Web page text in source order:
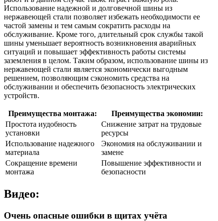
Использование надежной и долговечной шины из
нержавеющей стали позволяет избежать необходимости ее
частой замены и тем самым сократить расходы на
обслуживание. Кроме того, длительный срок службы такой
шины уменьшает вероятность возникновения аварийных
ситуаций и повышает эффективность работы системы
заземления в целом. Таким образом, использование шины из
нержавеющей стали является экономически выгодным
решением, позволяющим сэкономить средства на
обслуживании и обеспечить безопасность электрических
устройств.
Преимущества монтажа:
Преимущества экономии:
Простота иудобность
установки
Снижение затрат на трудовые
ресурсы
Использование надежного
материала
Экономия на обслуживании и
замене
Сокращение времени
монтажа
Повышение эффективности и
безопасности
Видео:
Очень опасные ошибки в щитах учёта